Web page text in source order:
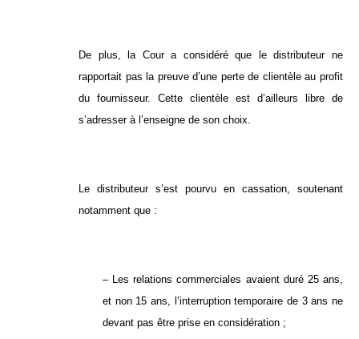
De plus, la Cour a considéré que le distributeur ne
rapportait pas la preuve d’une perte de clientèle au profit
du fournisseur. Cette clientèle est d’ailleurs libre de
s’adresser à l’enseigne de son choix.
Le distributeur s’est pourvu en cassation, soutenant
notamment que :
– Les relations commerciales avaient duré 25 ans,
et non 15 ans, l’interruption temporaire de 3 ans ne
devant pas être prise en considération ;